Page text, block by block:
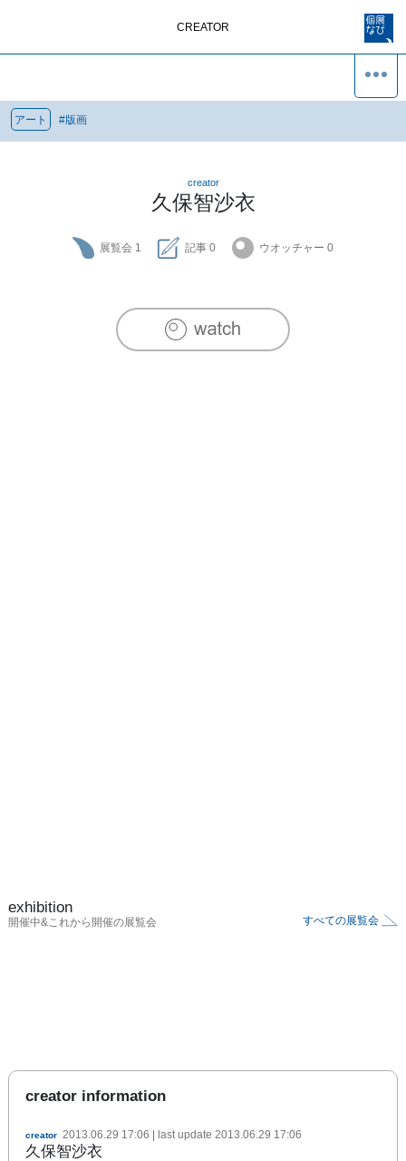
CREATOR
アート #版画
creator
久保智沙衣
展覧会 1 記事 0 ウオッチャー 0
exhibition
開催中&これから開催の展覧会 すべての展覧会
creator information
creator 2013.06.29 17:06 | last update 2013.06.29 17:06
久保智沙衣